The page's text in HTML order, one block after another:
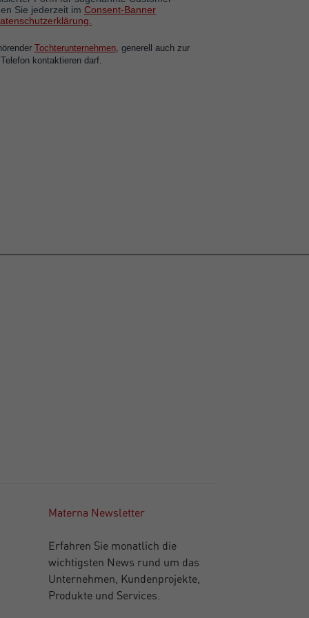
Materna Newsletter
Erfahren Sie monatlich die
wichtigsten News rund um das
Unternehmen, Kundenprojekte,
Produkte und Services.